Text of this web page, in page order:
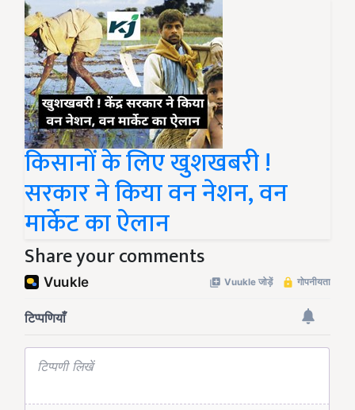
किसानों के लिए खुशखबरी !
सरकार ने किया वन नेशन, वन
मार्केट का ऐलान
Share your comments